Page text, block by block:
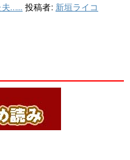
…... 投稿者: 新垣ライコ